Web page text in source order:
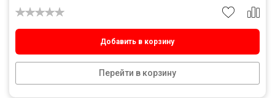
Добавить в корзину
Перейти в корзину